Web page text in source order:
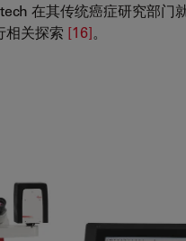
在其传统癌症研究部门
相关探索 [16]。